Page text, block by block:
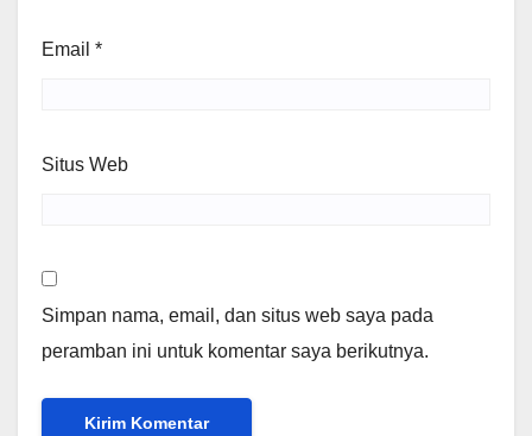
Email *
Situs Web
Simpan nama, email, dan situs web saya pada
peramban ini untuk komentar saya berikutnya.